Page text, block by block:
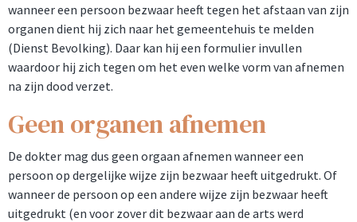
wanneer een persoon bezwaar heeft tegen het afstaan van zijn
organen dient hij zich naar het gemeentehuis te melden
(Dienst Bevolking). Daar kan hij een formulier invullen
waardoor hij zich tegen om het even welke vorm van afnemen
na zijn dood verzet.
Geen organen afnemen
De dokter mag dus geen orgaan afnemen wanneer een
persoon op dergelijke wijze zijn bezwaar heeft uitgedrukt. Of
wanneer de persoon op een andere wijze zijn bezwaar heeft
uitgedrukt (en voor zover dit bezwaar aan de arts werd